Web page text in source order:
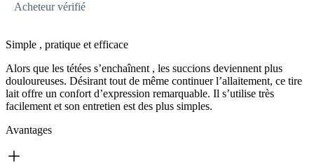
Acheteur vérifié
Simple , pratique et efficace
Alors que les tétées s’enchaînent , les succions deviennent plus
douloureuses. Désirant tout de même continuer l’allaitement, ce tire
lait offre un confort d’expression remarquable. Il s’utilise très
facilement et son entretien est des plus simples.
Avantages